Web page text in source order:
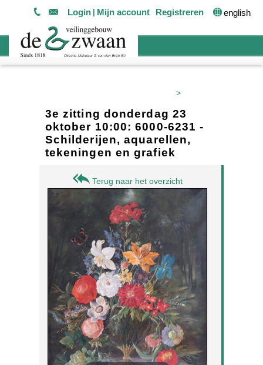
Login Mijn account Registreren english
>
3e zitting donderdag 23
oktober 10:00: 6000-6231 -
Schilderijen, aquarellen,
tekeningen en grafiek
Terug naar het overzicht